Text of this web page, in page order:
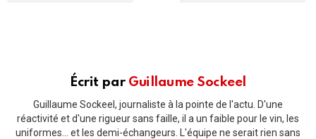
Écrit par Guillaume Sockeel
Guillaume Sockeel, journaliste à la pointe de l'actu. D'une
réactivité et d'une rigueur sans faille, il a un faible pour le vin, les
uniformes... et les demi-échangeurs. L'équipe ne serait rien sans